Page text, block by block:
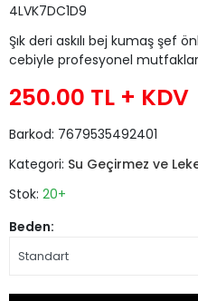
4LVK7DC1D9
Şık deri askılı bej kumaş şef
cebiyle profesyonel
250.00 TL + KDV
Barkod: 7679535492401
Kategori: Su Geçirmez ve
Stok: 20+
Beden: